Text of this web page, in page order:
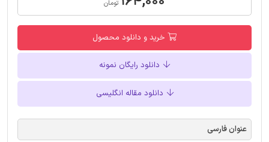
تومان
خرید و دانلود محصول
دانلود رایگان نمونه
دانلود مقاله انگلیسی
عنوان فارسی